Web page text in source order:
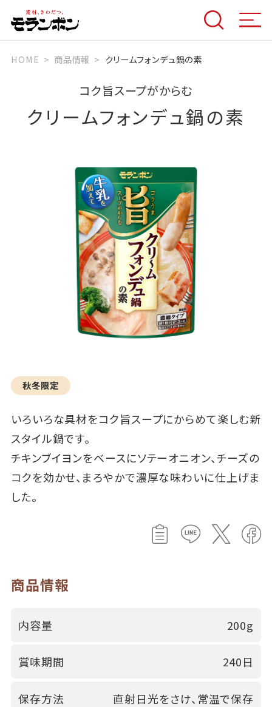
HOME 商品情報 クリームフォンデュ鍋の素
コク旨スープがからむ
クリームフォンデュ鍋の素
秋冬限定
いろいろな具材をコク旨スープにからめて楽しむ新
スタイル鍋です。
チキンブイヨンをベースにソテーオニオン、チーズの
コクを効かせ、まろやかで濃厚な味わいに仕上げま
した。
商品情報
内容量 200g
賞味期間 240日
保存方法 直射日光をさけ、常温で保存